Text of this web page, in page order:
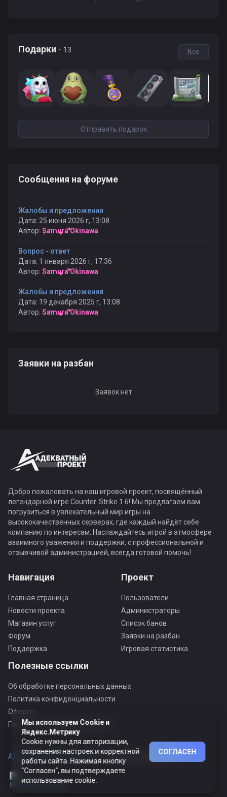
Подарки • 13 Все
Отправить подарок
Сообщения на форуме
Жалобы и предложения
Дата: 25 июня 2026 г, 13:08
Автор: Samura Okinawa
Вопрос - ответ
Дата: 1 января 2026 г, 17:36
Автор: Samura Okinawa
Жалобы и предложения
Дата: 19 декабря 2025 г, 13:08
Автор: Samura Okinawa
Заявки на разбан
Заявок нет
Добро пожаловать на наш игровой проект, посвящённый
легендарной игре Counter-Strike 1.6! Мы предлагаем вам
погрузиться в увлекательный мир игры на
высококачественных серверах, где каждый найдёт себе
компанию по интересам. Наслаждайтесь игрой в атмосфере
взаимного уважения и поддержки, с профессиональной и
отзывчивой администрацией, всегда готовой помочь!
Навигация
Главная страница
Новости проекта
Магазин услуг
Форум
Поддержка
Проект
Пользователи
Администраторы
Список банов
Заявки на разбан
Игровая статистика
Полезные ссылки
Об обработке персональных данных
Политика конфиденциальности
Оферта
Пользовательское соглашение
АДЕКВАТНЫЙ ПРОЕКТ ©© Все права защищены
Мы используем Cookie и
Яндекс.Метрику
Cookie нужны для авторизации,
сохранения настроек и корректной
работы сайта. Нажимая кнопку
"Согласен", вы подтверждаете
использование cookie.
СОГЛАСЕН